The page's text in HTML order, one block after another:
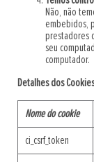
Não, não
embebidos,
prestadores
seu
computador.
Detalhes dos
Nome do cookie
ci_csrf_token